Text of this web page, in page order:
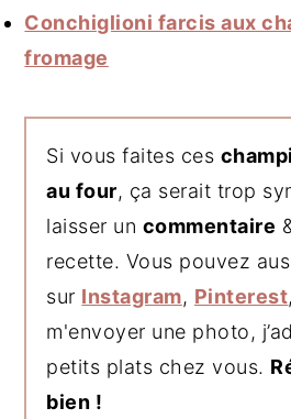
Conchiglioni farcis aux
fromage
Si vous faites ces
au four, ça serait trop
laisser un commentaire
recette. Vous pouvez
sur Instagram, Pinterest
m'envoyer une photo,
petits plats chez vous.
bien !